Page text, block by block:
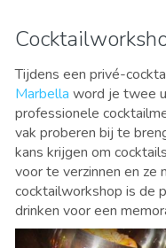
Tijdens een privé-
Marbella word je twee
professionele
vak proberen bij te
kans krijgen om
voor te verzinnen en ze
cocktailworkshop is de
drinken voor een